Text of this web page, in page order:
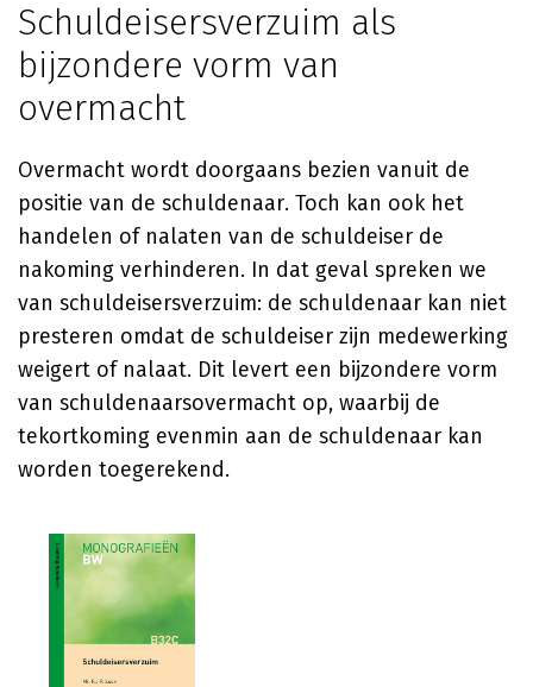
Schuldeisersverzuim als
bijzondere vorm van
overmacht
Overmacht wordt doorgaans bezien vanuit de
positie van de schuldenaar. Toch kan ook het
handelen of nalaten van de schuldeiser de
nakoming verhinderen. In dat geval spreken we
van schuldeisersverzuim: de schuldenaar kan niet
presteren omdat de schuldeiser zijn medewerking
weigert of nalaat. Dit levert een bijzondere vorm
van schuldenaarsovermacht op, waarbij de
tekortkoming evenmin aan de schuldenaar kan
worden toegerekend.